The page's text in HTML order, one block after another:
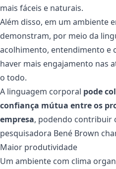
mais fáceis e naturais.
Além disso, em um ambiente
demonstram, por meio da
acolhimento, entendimento e
haver mais engajamento nas
o todo.
A linguagem corporal pode
confiança mútua entre os
empresa, podendo contribuir
pesquisadora Bené Brown
Maior produtividade
Um ambiente com clima